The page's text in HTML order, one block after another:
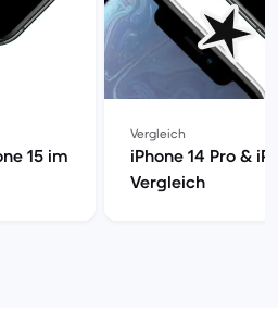
15 im
Vergleich
iPhone 14 Pro &
Vergleich